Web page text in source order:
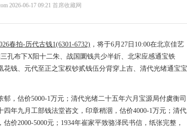
2026-06-17 09:21 首席收藏网
春拍-历代古钱1(6301-6732) ，将于6月27日10:00在北京佳艺
孔布下X阳十二朱、战国圜钱共少半釿、北宋应感通宝铁
钱、元代至正之宝权钞贰钱伍分背穿上吉、清代光绪通宝宝
，估价5000-1万元；清代光绪二十五年六月宝源局付虞衡司
年九月工部钱法堂咨文，印章稍洇，估价4000-1万元；清代
价2000-5000元；1934年崔家平致骆泽民书信，纸张完整，